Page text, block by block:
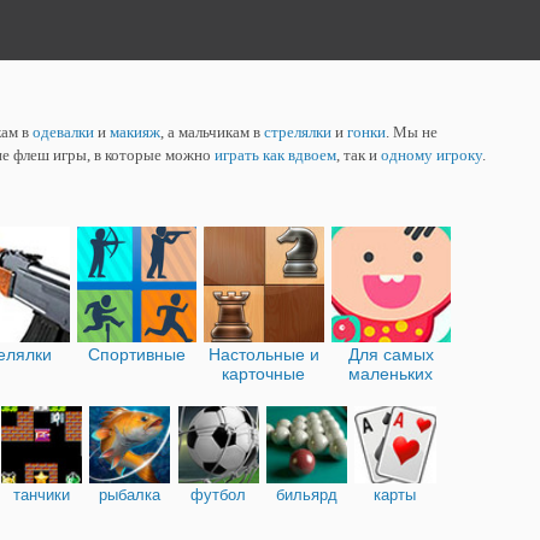
в одевалки и макияж, а мальчикам в стрелялки и гонки. Мы не
флеш игры, в которые можно играть как вдвоем, так и одному игроку.
Спортивные
Настольные и
карточные
Для самых
маленьких
танчики рыбалка футбол бильярд карты